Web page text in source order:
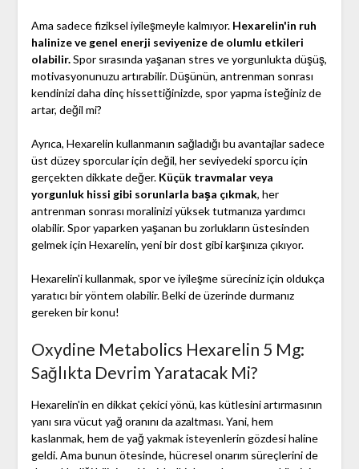
Ama sadece fiziksel iyileşmeyle kalmıyor. Hexarelin'in ruh
halinize ve genel enerji seviyenize de olumlu etkileri
olabilir.Spor sırasında yaşanan stres ve yorgunlukta düşüş,
motivasyonunuzu artırabilir. Düşünün, antrenman sonrası
kendinizi daha dinç hissettiğinizde, spor yapma isteğiniz de
artar, değil mi?
Ayrıca, Hexarelin kullanmanın sağladığı bu avantajlar sadece
üst düzey sporcular için değil, her seviyedeki sporcu için
gerçekten dikkate değer. Küçük travmalar veya
yorgunluk hissi gibi sorunlarla başa çıkmak, her
antrenman sonrası moralinizi yüksek tutmanıza yardımcı
olabilir. Spor yaparken yaşanan bu zorlukların üstesinden
gelmek için Hexarelin, yeni bir dost gibi karşınıza çıkıyor.
Hexarelin'i kullanmak, spor ve iyileşme süreciniz için oldukça
yaratıcı bir yöntem olabilir. Belki de üzerinde durmanız
gereken bir konu!
Oxydine Metabolics Hexarelin 5 Mg:
Sağlıkta Devrim Yaratacak Mi?
Hexarelin'in en dikkat çekici yönü, kas kütlesini artırmasının
yanı sıra vücut yağ oranını da azaltması. Yani, hem
kaslanmak, hem de yağ yakmak isteyenlerin gözdesi haline
geldi. Ama bunun ötesinde, hücresel onarım süreçlerini de